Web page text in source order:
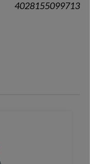
4028155099713